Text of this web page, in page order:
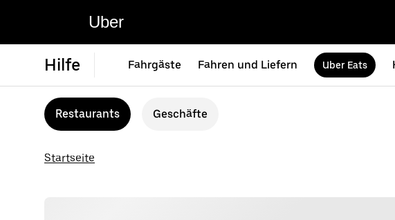
Uber
Hilfe Fahrgäste Fahren und Liefern Uber Eats
Restaurants Geschäfte
Startseite